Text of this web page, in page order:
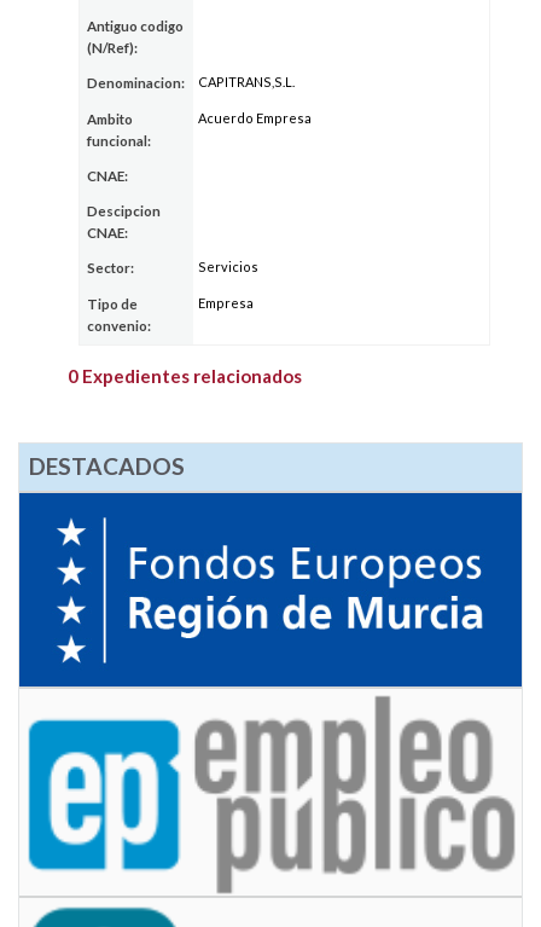
Antiguo codigo
(N/Ref):
Denominacion: CAPITRANS,S.L.
Ambito
funcional:
Acuerdo Empresa
CNAE:
Descipcion
CNAE:
Sector: Servicios
Tipo de
convenio:
Empresa
0 Expedientes relacionados
DESTACADOS